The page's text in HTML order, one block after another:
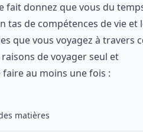
fait donnez que vous du
tas de compétences de vie et
que vous voyagez à travers
de voyager seul et
au moins une fois :
matières